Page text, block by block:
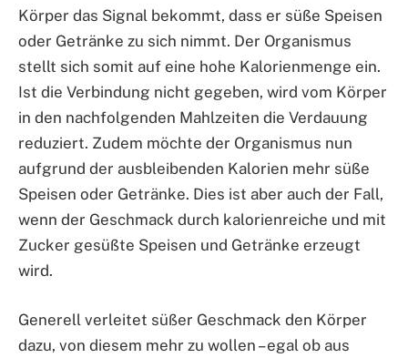
Körper das Signal bekommt, dass er süße Speisen
oder Getränke zu sich nimmt. Der Organismus
stellt sich somit auf eine hohe Kalorienmenge ein.
Ist die Verbindung nicht gegeben, wird vom Körper
in den nachfolgenden Mahlzeiten die Verdauung
reduziert. Zudem möchte der Organismus nun
aufgrund der ausbleibenden Kalorien mehr süße
Speisen oder Getränke. Dies ist aber auch der Fall,
wenn der Geschmack durch kalorienreiche und mit
Zucker gesüßte Speisen und Getränke erzeugt
wird.
Generell verleitet süßer Geschmack den Körper
dazu, von diesem mehr zu wollen – egal ob aus